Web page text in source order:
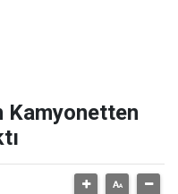
Kamyonetten